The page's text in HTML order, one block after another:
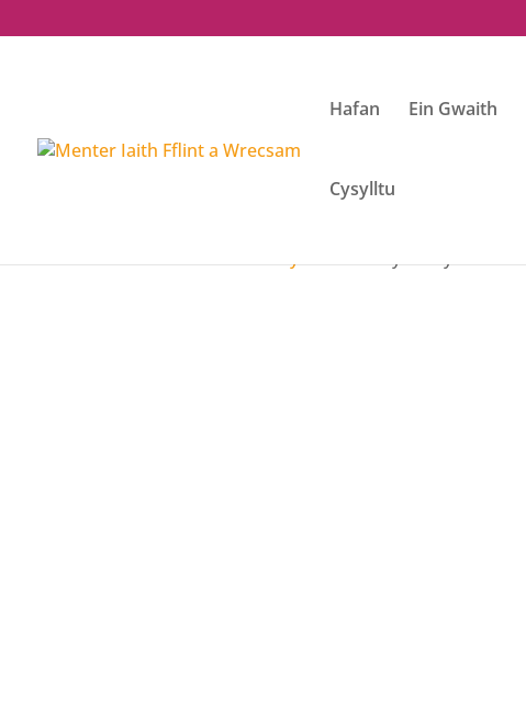
Hafan Ein Gwaith
Cysylltu